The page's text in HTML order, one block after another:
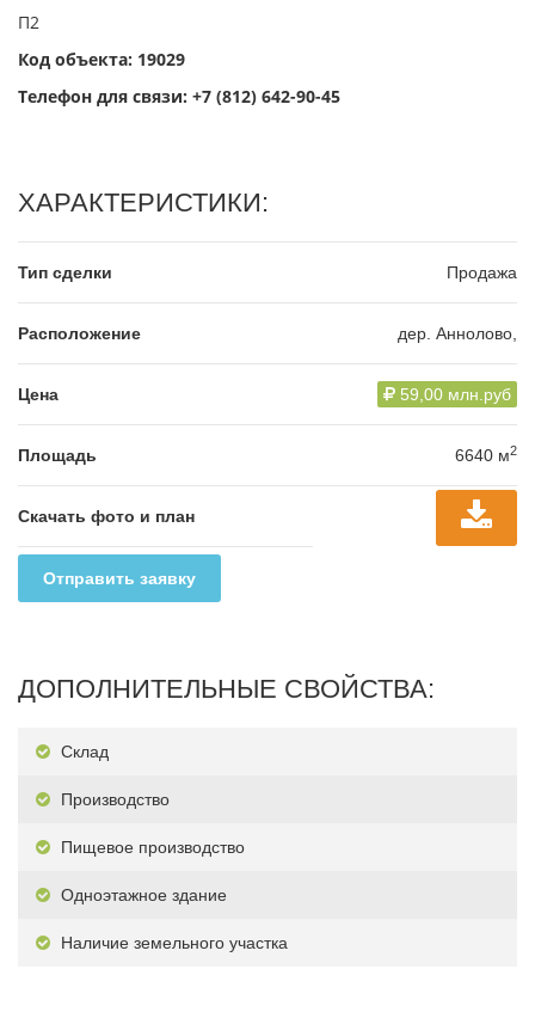
П2
Код объекта: 19029
Телефон для связи: +7 (812) 642-90-45
ХАРАКТЕРИСТИКИ:
Тип сделки Продажа
Расположение дер. Аннолово,
Цена 59,00 млн.руб
Площадь 6640 м2
Скачать фото и план
Отправить заявку
ДОПОЛНИТЕЛЬНЫЕ СВОЙСТВА:
Склад
Производство
Пищевое производство
Одноэтажное здание
Наличие земельного участка